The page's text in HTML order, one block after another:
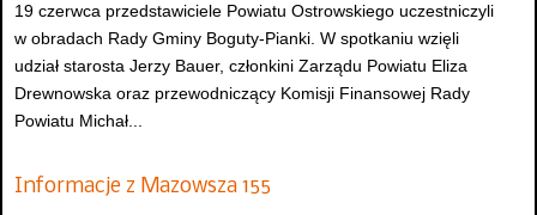
19 czerwca przedstawiciele Powiatu Ostrowskiego uczestniczyli
w obradach Rady Gminy Boguty-Pianki. W spotkaniu wzięli
udział starosta Jerzy Bauer, członkini Zarządu Powiatu Eliza
Drewnowska oraz przewodniczący Komisji Finansowej Rady
Powiatu Michał...
Informacje z Mazowsza 155